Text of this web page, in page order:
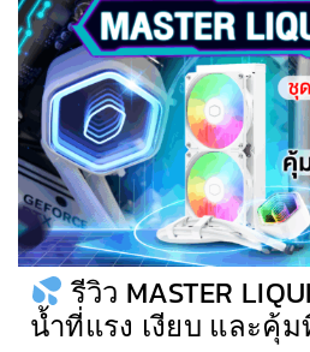
รีวิว MASTER
น้ำที่แรง เงียบ และคุ้